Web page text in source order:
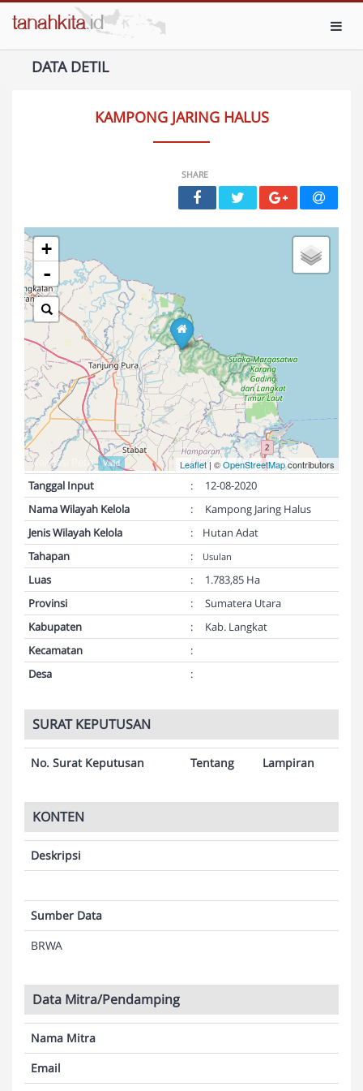
DATA DETIL
KAMPONG JARING HALUS
SHARE
+
-
Leaflet| ©OpenStreetMapcontributors
Validasi Peta: Valid
Tanggal Input :
12-08-2020
Nama Wilayah Kelola
:
Kampong Jaring Halus
Jenis Wilayah Kelola
:
Hutan Adat
Tahapan
: Usulan
Luas :
1.783,85 Ha
Provinsi
:
Sumatera Utara
Kabupaten
:
Kab. Langkat
Kecamatan
:
Desa
:
SURAT KEPUTUSAN
No. Surat Keputusan Tentang Lampiran
KONTEN
Deskripsi
Sumber Data
BRWA
Data Mitra/Pendamping
Nama Mitra
Email